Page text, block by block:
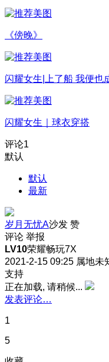
《傍晚》
闪耀女生|上了船 我便也
闪耀女生｜球衣穿搭
评论1
默认
默认
最新
岁月无忧A沙发 赞
评论 举报
LV10荣耀畅玩7X
2021-2-15 09:25 属地未
支持
正在加载, 请稍候...
发表评论…
1
5